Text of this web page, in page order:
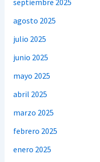
septiembre 2025
agosto 2025
julio 2025
junio 2025
mayo 2025
abril 2025
marzo 2025
febrero 2025
enero 2025